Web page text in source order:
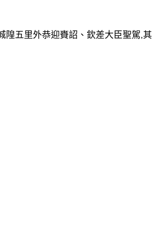
五里外恭迎賚詔、欽差大臣聖駕,其